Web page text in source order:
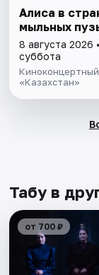
Алиса в
мыльных
8 августа 2026 •
суббота
«Казахстан»
Табу в
от 700 ₽